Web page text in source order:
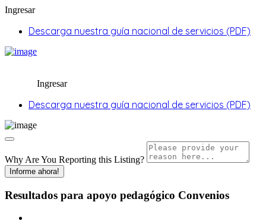
Ingresar
Descarga nuestra guía nacional de servicios (PDF)
Ingresar
Descarga nuestra guía nacional de servicios (PDF)
Why Are You Reporting this Listing?
Informe ahora!
Resultados para apoyo pedagógico Convenios